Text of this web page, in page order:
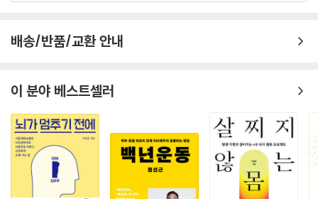
배송/반품/교환 안내
이 분야 베스트셀러